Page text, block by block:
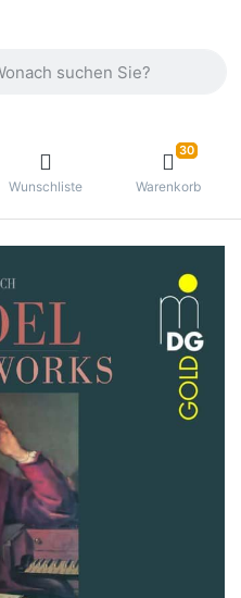
Wunschliste
30
Warenkorb